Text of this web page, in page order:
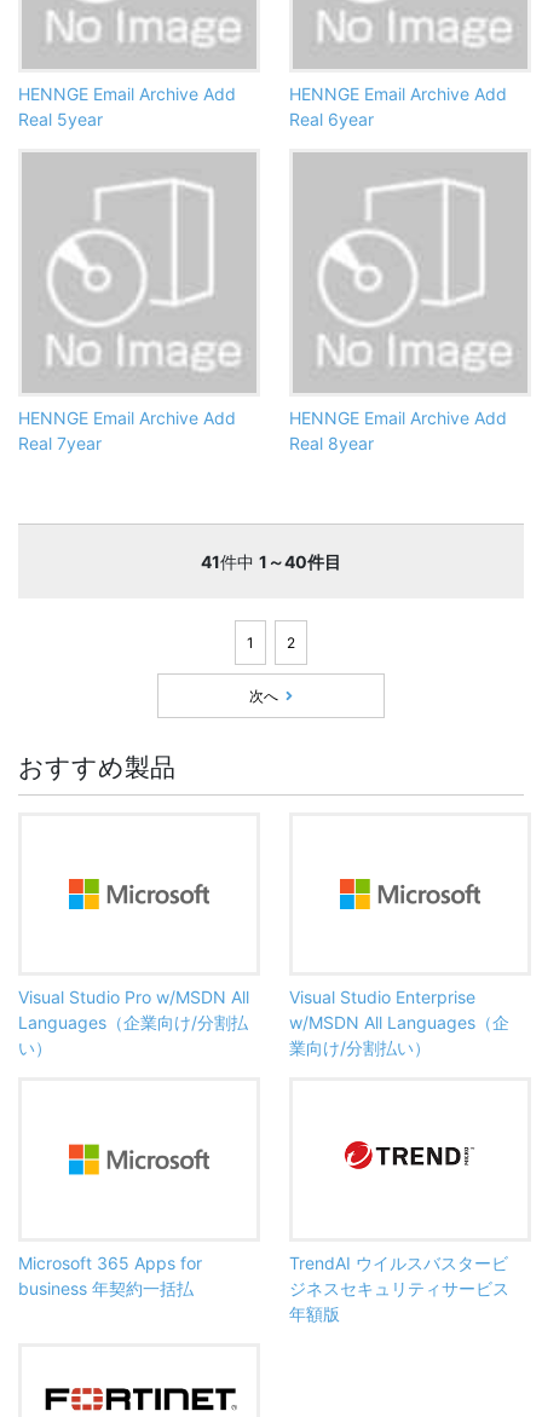
HENNGE Email Archive Add
Real 5year
HENNGE Email Archive Add
Real 6year
HENNGE Email Archive Add
Real 7year
HENNGE Email Archive Add
Real 8year
41件中 1～40件目
1 2
次へ
おすすめ製品
Visual Studio Pro w/MSDN All
Languages（企業向け/分割払
い）
Visual Studio Enterprise
w/MSDN All Languages（企
業向け/分割払い）
Microsoft 365 Apps for
business 年契約一括払
TrendAI ウイルスバスタービ
ジネスセキュリティサービス
年額版